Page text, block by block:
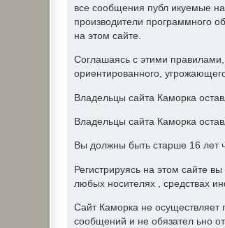
все сообщения публ икуемые
производители программного
на этом сайте.
Соглашаясь с этими
ориентированного,
Владельцы сайта Каморка
Владельцы сайта Каморка
Вы должны быть старше 16 лет
Регистрируясь на этом сайте
любых носителях , средствах
Сайт Каморка не осуществляет
сообщений и не обязател ьно